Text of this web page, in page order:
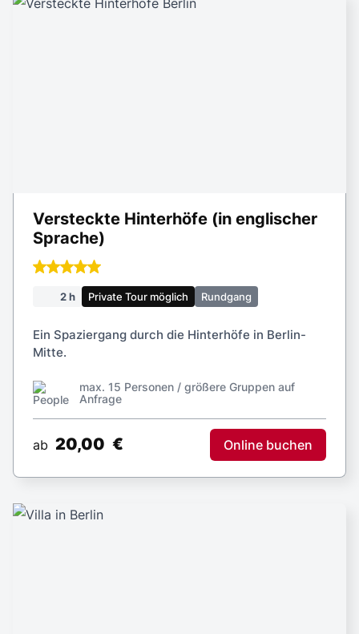
Versteckte Hinterhöfe (in englischer
Sprache)
2 h Private Tour möglich Rundgang
Ein Spaziergang durch die Hinterhöfe in Berlin-
Mitte.
max. 15 Personen / größere Gruppen auf
Anfrage
ab 20,00 € Online buchen